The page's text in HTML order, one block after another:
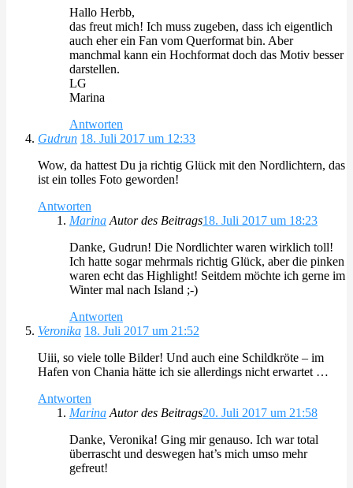
Hallo Herbb,
das freut mich! Ich muss zugeben, dass ich eigentlich
auch eher ein Fan vom Querformat bin. Aber
manchmal kann ein Hochformat doch das Motiv besser
darstellen.
LG
Marina
Antworten
Gudrun 18. Juli 2017 um 12:33
Wow, da hattest Du ja richtig Glück mit den Nordlichtern, das
ist ein tolles Foto geworden!
Antworten
Marina Autor des Beitrags18. Juli 2017 um 18:23
Danke, Gudrun! Die Nordlichter waren wirklich toll!
Ich hatte sogar mehrmals richtig Glück, aber die pinken
waren echt das Highlight! Seitdem möchte ich gerne im
Winter mal nach Island ;-)
Antworten
Veronika 18. Juli 2017 um 21:52
Uiii, so viele tolle Bilder! Und auch eine Schildkröte – im
Hafen von Chania hätte ich sie allerdings nicht erwartet …
Antworten
Marina Autor des Beitrags20. Juli 2017 um 21:58
Danke, Veronika! Ging mir genauso. Ich war total
überrascht und deswegen hat’s mich umso mehr
gefreut!